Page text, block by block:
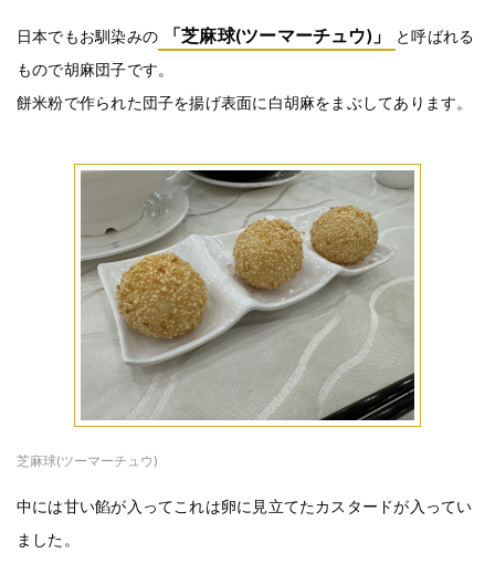
日本でもお馴染みの 「芝麻球(ツーマーチュウ)」
と呼ばれる
もので胡麻団子です。
餅米粉で作られた団子を揚げ表面に白胡麻をまぶしてあります。
芝麻球(ツーマーチュウ)
中には甘い餡が入ってこれは卵に見立てたカスタードが入ってい
ました。